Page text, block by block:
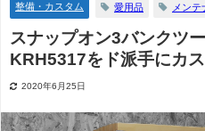
整備・カスタム 愛用品 メンテ
スナップオン3バンクツ
KRH5317をド派手にカ
2020年6月25日